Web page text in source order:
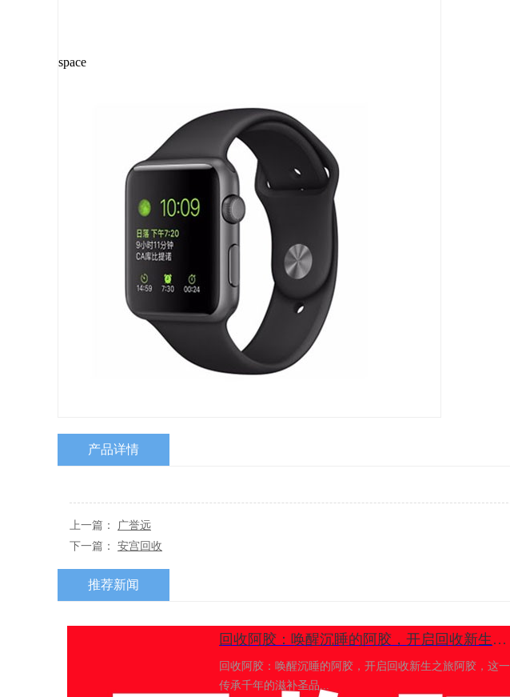
space
产品详情
上一篇： 广誉远
下一篇： 安宫回收
推荐新闻
​回收阿胶：唤醒沉睡的阿胶，开启回收新生之旅
回收阿胶：唤醒沉睡的阿胶，开启回收新生之旅阿胶，这一
传承千年的滋补圣品...